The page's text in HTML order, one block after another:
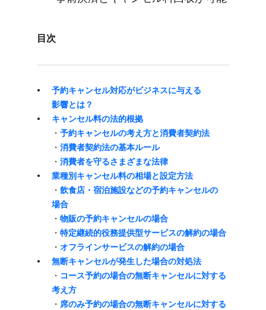
目次
予約キャンセル対応が​ビジネスに​与える​
影響とは？
キャンセル料の​法的根拠
・ 予約キャンセルの​考え方と​消費者契約法
・ 消費者契約法の​基本ルール
・ 消費者を​守るさまざまな​法律
業種別キャンセル料の​相場と​設定方​法
・ 飲食店・宿泊施設などの​予約キャンセルの​
場合
・ 物販の​予約キャンセルの​場合
・ ​特定継続的役務提供型サービスの​解約の​場合
・ オフラインサービスの​解約の​場合
無断キャンセルが​発生した​場合の​対処法
・ コース予約の​場合の​無断キャンセルに​対する​
考え方
・ 席のみ​予約の​場合の​無断キャンセルに​対する​